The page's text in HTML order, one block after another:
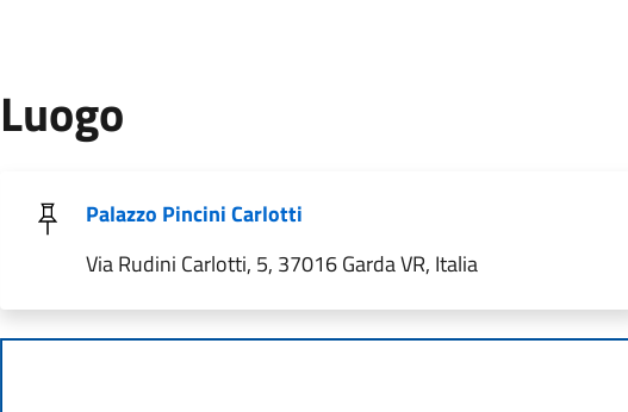
Luogo
Palazzo Pincini Carlotti
Via Rudini Carlotti, 5, 37016 Garda VR, Italia